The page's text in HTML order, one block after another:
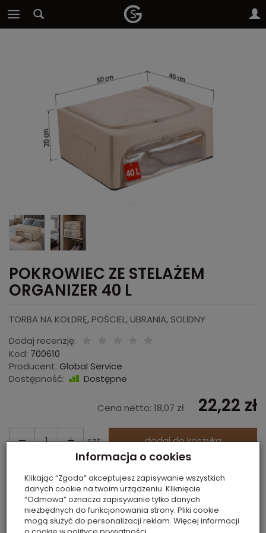
POKROWIEC ZE STELAŻEM
ORGANIZER 40 L
TORBA NA KOŁDRĘ, POŚCIEL, UBRANIA, SOLIDNY
Dodaj recenzję:
Kod: 700610
Producent: Global Service
Dostępność:
Dostępne
Cena netto: 18,07 zł 22,22 zł
szt. dodaj do koszyka
KOLOR:
BEŻ
ROZMIAR:
L
POJEMNOŚĆ:
40 L
Informacja o cookies
Klikając “Zgoda” akceptujesz zapisywanie wszystkich
danych cookie na twoim urządzeniu. Kliknięcie
“Odmowa” oznacza zapisywanie tylko danych
niezbędnych do funkcjonowania strony. Pliki cookie
mogą służyć do personalizacji reklam. Więcej informacji